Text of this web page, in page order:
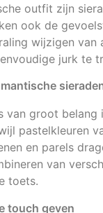
outfit zijn
ook de
wijzigen van
jurk te
van groot belang
pastelkleuren
en parels
van
toets.
touch geven